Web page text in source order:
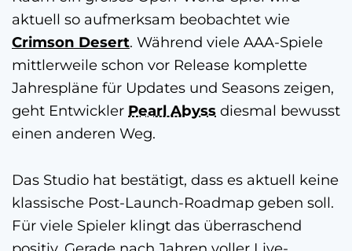
aktuell so aufmerksam beobachtet wie
Crimson Desert. Während viele AAA-Spiele
mittlerweile schon vor Release komplette
Jahrespläne für Updates und Seasons zeigen,
geht Entwickler Pearl Abyss diesmal bewusst
einen anderen Weg.
Das Studio hat bestätigt, dass es aktuell keine
klassische Post-Launch-Roadmap geben soll.
Für viele Spieler klingt das überraschend